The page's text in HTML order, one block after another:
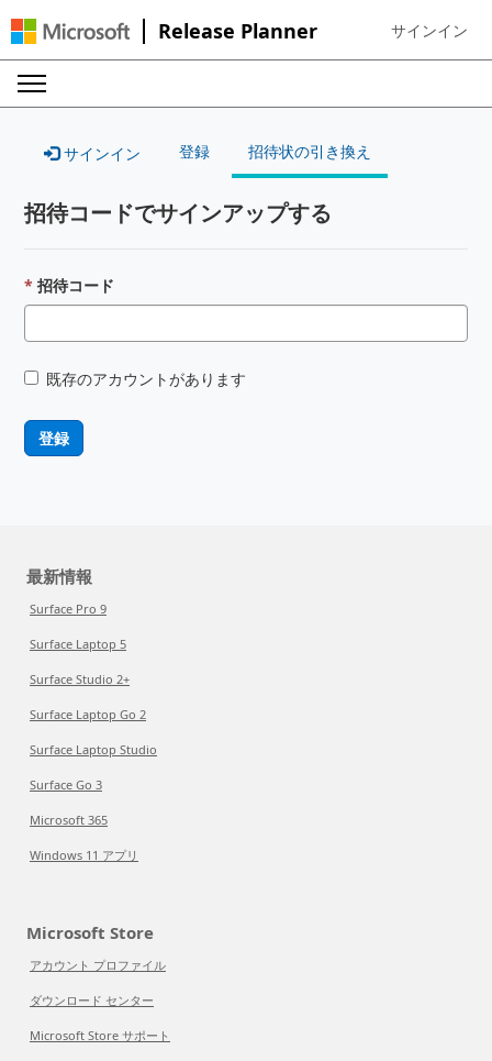
Release Planner Sign in to
サインイン
サインイン 登録 招待状の引き換え
招待コードでサインアップする
招待コード
既存のアカウントがあります
登録
最新情報
Surface Pro 9
Surface Laptop 5
Surface Studio 2+
Surface Laptop Go 2
Surface Laptop Studio
Surface Go 3
Microsoft 365
Windows 11 アプリ
Microsoft Store
アカウント プロファイル
ダウンロード センター
Microsoft Store サポート